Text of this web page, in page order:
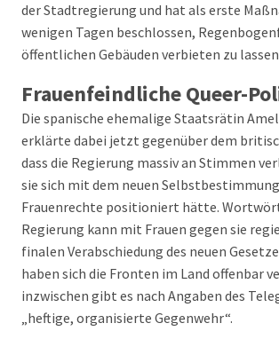
der Stadtregierung und hat als erste
wenigen Tagen beschlossen,
öffentlichen Gebäuden verbieten zu
Frauenfeindliche Queer-
Die spanische ehemalige Staatsrätin
erklärte dabei jetzt gegenüber dem
dass die Regierung massiv an Stimmen
sie sich mit dem neuen
Frauenrechte positioniert hätte.
Regierung kann mit Frauen gegen sie
finalen Verabschiedung des neuen
haben sich die Fronten im Land offenbar
inzwischen gibt es nach Angaben des
„heftige, organisierte Gegenwehr“.